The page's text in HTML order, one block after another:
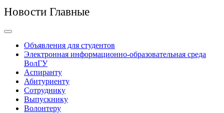
Новости Главные
Объявления для студентов
Электронная информационно-образовательная среда
ВолГУ
Аспиранту
Абитуриенту
Сотруднику
Выпускнику
Волонтеру